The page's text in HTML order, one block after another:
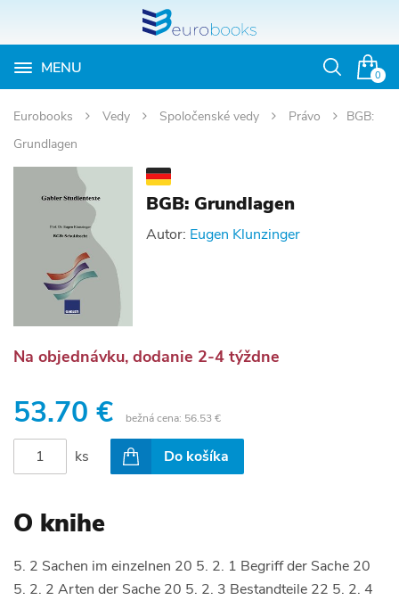
0
MENU
Otvoriť
Eurobooks Vedy Spoločenské vedy Právo
BGB:
Grundlagen
BGB: Grundlagen
Autor: Eugen Klunzinger
Na objednávku, dodanie 2-4 týždne
53.70 € bežná cena: 56.53 €
ks Do košíka
O knihe
5. 2 Sachen im einzelnen 20 5. 2. 1 Begriff der Sache 20
5. 2. 2 Arten der Sache 20 5. 2. 3 Bestandteile 22 5. 2. 4